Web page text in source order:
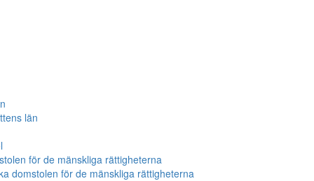
län
för de mänskliga rättigheterna
domstolen för de mänskliga rättigheterna